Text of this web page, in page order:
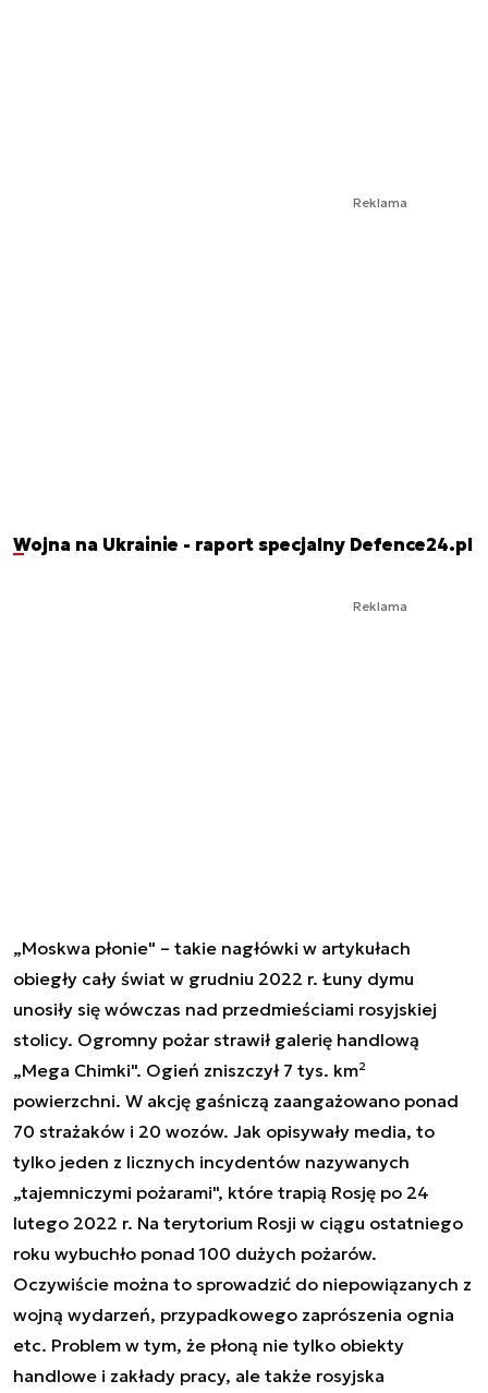
Reklama
Wojna na Ukrainie - raport specjalny Defence24.pl
Reklama
„Moskwa płonie" – takie nagłówki w artykułach
obiegły cały świat w grudniu 2022 r. Łuny dymu
unosiły się wówczas nad przedmieściami rosyjskiej
stolicy. Ogromny pożar strawił galerię handlową
„Mega Chimki". Ogień zniszczył 7 tys. km²
powierzchni. W akcję gaśniczą zaangażowano ponad
70 strażaków i 20 wozów. Jak opisywały media, to
tylko jeden z licznych incydentów nazywanych
„tajemniczymi pożarami", które trapią Rosję po 24
lutego 2022 r. Na terytorium Rosji w ciągu ostatniego
roku wybuchło ponad 100 dużych pożarów.
Oczywiście można to sprowadzić do niepowiązanych z
wojną wydarzeń, przypadkowego zaprószenia ognia
etc. Problem w tym, że płoną nie tylko obiekty
handlowe i zakłady pracy, ale także rosyjska